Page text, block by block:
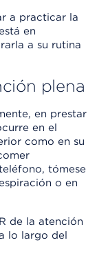
a practicar la
en
a su rutina
plena
en prestar
en el
como en su
tómese
o en
de la atención
lo largo del